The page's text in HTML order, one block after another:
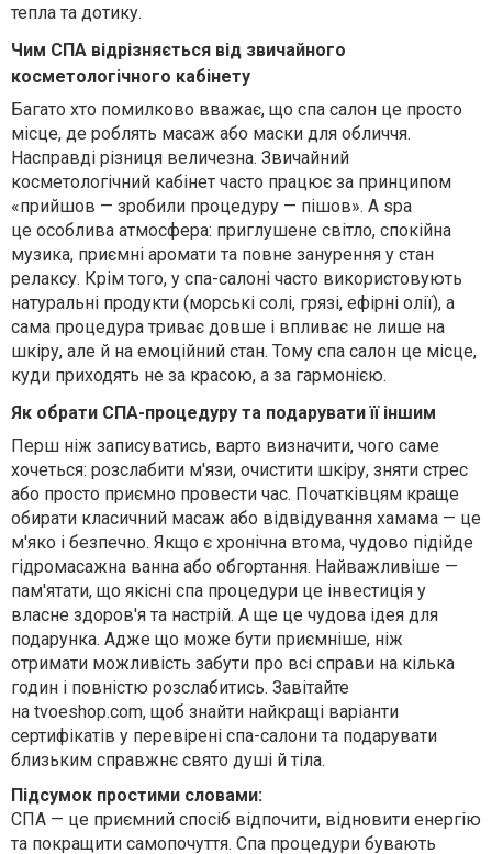
тепла та дотику.
Чим СПА відрізняється від звичайного
косметологічного кабінету
Багато хто помилково вважає, що спа салон це просто
місце, де роблять масаж або маски для обличчя.
Насправді різниця величезна. Звичайний
косметологічний кабінет часто працює за принципом
«прийшов — зробили процедуру — пішов». А spa
це особлива атмосфера: приглушене світло, спокійна
музика, приємні аромати та повне занурення у стан
релаксу. Крім того, у спа-салоні часто використовують
натуральні продукти (морські солі, грязі, ефірні олії), а
сама процедура триває довше і впливає не лише на
шкіру, але й на емоційний стан. Тому спа салон це місце,
куди приходять не за красою, а за гармонією.
Як обрати СПА-процедуру та подарувати її іншим
Перш ніж записуватись, варто визначити, чого саме
хочеться: розслабити м'язи, очистити шкіру, зняти стрес
або просто приємно провести час. Початківцям краще
обирати класичний масаж або відвідування хамама — це
м'яко і безпечно. Якщо є хронічна втома, чудово підійде
гідромасажна ванна або обгортання. Найважливіше —
пам'ятати, що якісні спа процедури це інвестиція у
власне здоров'я та настрій. А ще це чудова ідея для
подарунка. Адже що може бути приємніше, ніж
отримати можливість забути про всі справи на кілька
годин і повністю розслабитись. Завітайте
на tvoeshop.com, щоб знайти найкращі варіанти
сертифікатів у перевірені спа-салони та подарувати
близьким справжнє свято душі й тіла.
Підсумок простими словами:
СПА — це приємний спосіб відпочити, відновити енергію
та покращити самопочуття. Спа процедури бувають